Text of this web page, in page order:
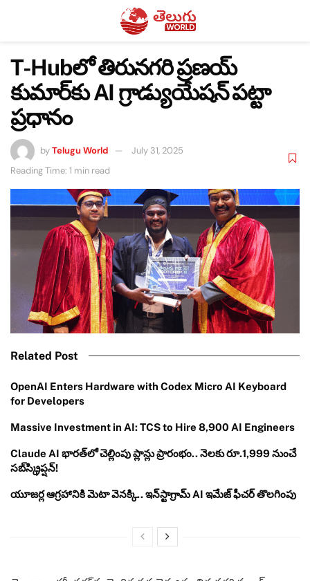
T-Hubలో తిరునగరి ప్రణయ్
కుమార్‌కు AI గ్రాడ్యుయేషన్ పట్టా
ప్రధానం
byTelugu World
July 31, 2025
Reading Time: 1 min read
Related Post
OpenAI Enters Hardware with Codex Micro AI Keyboard
for Developers
Massive Investment in AI: TCS to Hire 8,900 AI Engineers
Claude AI భారత్‌లో చెల్లింపు ప్లాన్లు ప్రారంభం.. నెలకు రూ.1,999 నుంచే
సబ్‌స్క్రిప్షన్!
యూజర్ల ఆగ్రహానికి మెటా వెనక్కి.. ఇన్‌స్టాగ్రామ్ AI ఇమేజ్ ఫీచర్ తొలగింపు